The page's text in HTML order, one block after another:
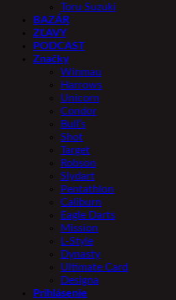
Toru Suzuki
BAZÁR
ZĽAVY
PODCAST
Značky
Winmau
Harrows
Unicorn
Condor
Bull’s
Shot
Target
Robson
Slydart
Pentathlon
Caliburn
Eagle Darts
Mission
L-Style
Dynasty
Ultimate Card
Designa
Prihlásenie